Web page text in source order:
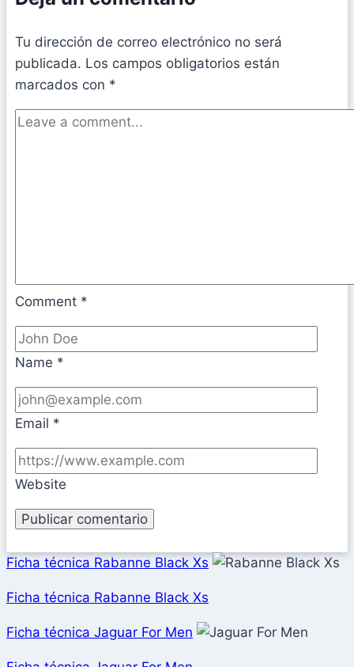
Tu dirección de correo electrónico no será
publicada. Los campos obligatorios están
marcados con *
Comment *
Name *
Email *
Website
Ficha técnica Rabanne Black Xs
Ficha técnica Rabanne Black Xs
Ficha técnica Jaguar For Men